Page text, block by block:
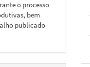
o processo
bem
publicado